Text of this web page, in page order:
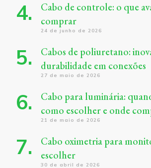
Cabo de controle: o que
comprar
24 de junho de 2026
Cabos de poliuretano:
durabilidade em conexões
27 de maio de 2026
Cabo para luminária:
como escolher e onde
21 de maio de 2026
Cabo oximetria para
escolher
30 de abril de 2026